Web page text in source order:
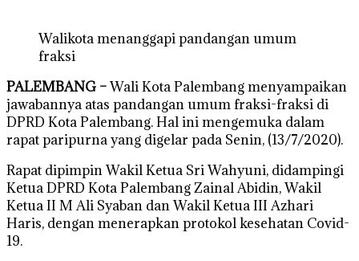
Walikota menanggapi pandangan umum
fraksi
PALEMBANG –Wali Kota Palembang menyampaikan
jawabannya atas pandangan umum fraksi-fraksi di
DPRD Kota Palembang. Hal ini mengemuka dalam
rapat paripurna yang digelar pada Senin, (13/7/2020).
Rapat dipimpin Wakil Ketua Sri Wahyuni, didampingi
Ketua DPRD Kota Palembang Zainal Abidin, Wakil
Ketua II M Ali Syaban dan Wakil Ketua III Azhari
Haris, dengan menerapkan protokol kesehatan Covid-
19.